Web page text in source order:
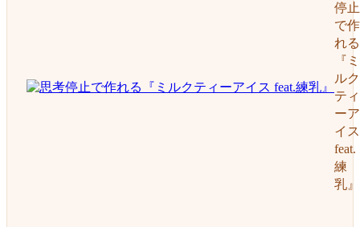
停止
で作
れる
『ミ
ルク
ティ
ーア
イス
feat.
練
乳』